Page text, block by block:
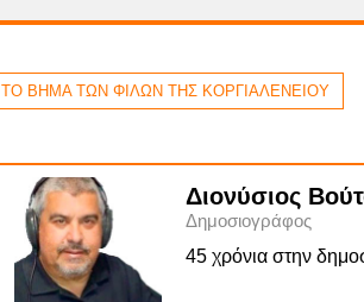
ΤΟ ΒΗΜΑ ΤΩΝ ΦΙΛΩΝ ΤΗΣ ΚΟΡΓΙΑΛΕΝΕΙΟΥ
Διονύσιος
Δημοσιογράφος
45 χρόνια στην